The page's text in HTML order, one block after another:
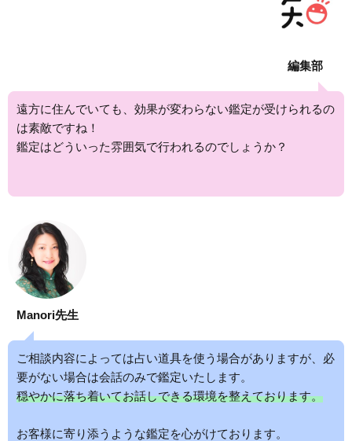
遠方に住んでいても、効果が変わらない鑑定が受けられるの
は素敵ですね！
鑑定はどういった雰囲気で行われるのでしょうか？
編集部
Manori先生
ご相談内容によっては占い道具を使う場合がありますが、必
要がない場合は会話のみで鑑定いたします。
穏やかに落ち着いてお話しできる環境を整えております。
お客様に寄り添うような鑑定を心がけております。